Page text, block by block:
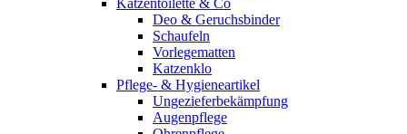
Katzentoilette & Co
Deo & Geruchsbinder
Schaufeln
Vorlegematten
Katzenklo
Pflege- & Hygieneartikel
Ungezieferbekämpfung
Augenpflege